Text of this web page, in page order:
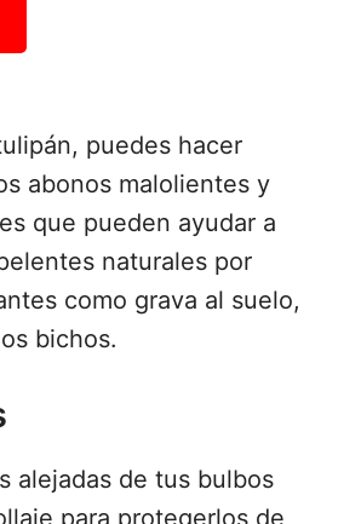
puedes hacer
abonos malolientes y
que pueden ayudar a
naturales por
como grava al suelo,
bichos.
alejadas de tus bulbos
para protegerlos de